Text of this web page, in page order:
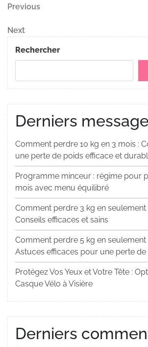
Navigation
de
l’article
Previous
Previous
Next
Post
Next
Rechercher
Derniers
Comment perdre 10 kg en 3 mois :
une perte de poids efficace et
Programme minceur : régime pour
mois avec menu équilibré
Comment perdre 3 kg en seulement
Conseils efficaces et sains
Comment perdre 5 kg en seulement
Astuces efficaces pour une perte
Protégez Vos Yeux et Votre Tête :
Casque Vélo à Visière
Derniers